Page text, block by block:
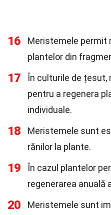
16
Meristemele permit
plantelor din
17
În culturile de
pentru a regenera
individuale.
18
Meristemele sunt
rănilor la plante.
19
În cazul plantelor
regenerarea anuală
20
Meristemele sunt